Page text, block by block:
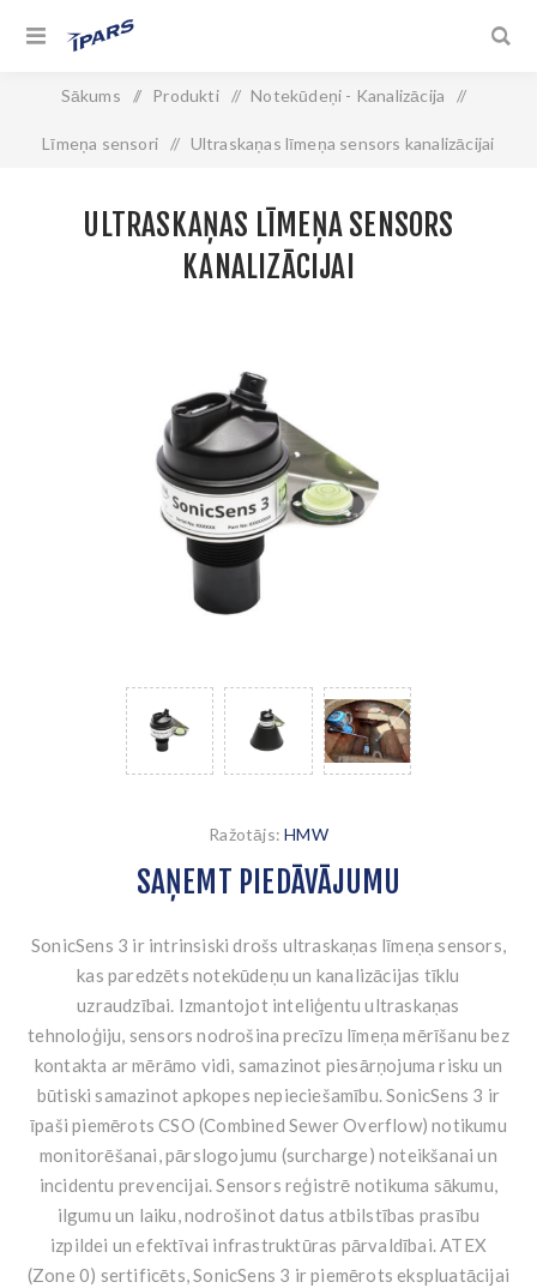
Sākums / Produkti / Notekūdeņi - Kanalizācija /
Līmeņa sensori / Ultraskaņas līmeņa sensors kanalizācijai
ULTRASKAŅAS LĪMEŅA SENSORS
KANALIZĀCIJAI
Ražotājs: HMW
SAŅEMT PIEDĀVĀJUMU
SonicSens 3 ir intrinsiski drošs ultraskaņas līmeņa sensors,
kas paredzēts notekūdeņu un kanalizācijas tīklu
uzraudzībai. Izmantojot inteliģentu ultraskaņas
tehnoloģiju, sensors nodrošina precīzu līmeņa mērīšanu bez
kontakta ar mērāmo vidi, samazinot piesārņojuma risku un
būtiski samazinot apkopes nepieciešamību. SonicSens 3 ir
īpaši piemērots CSO (Combined Sewer Overflow) notikumu
monitorēšanai, pārslogojumu (surcharge) noteikšanai un
incidentu prevencijai. Sensors reģistrē notikuma sākumu,
ilgumu un laiku, nodrošinot datus atbilstības prasību
izpildei un efektīvai infrastruktūras pārvaldībai. ATEX
(Zone 0) sertificēts, SonicSens 3 ir piemērots ekspluatācijai